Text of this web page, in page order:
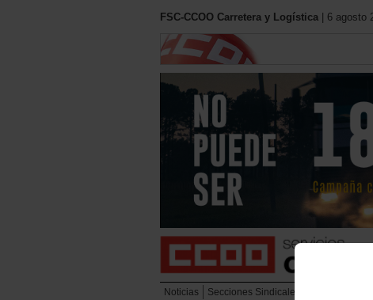
FSC-CCOO Carretera y Logística | 6 agosto
Noticias Secciones Sindicales